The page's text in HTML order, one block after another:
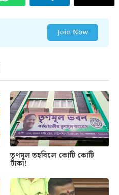
Join Now
তৃণমূল তহবিলে কোটি কোটি
টাকা!